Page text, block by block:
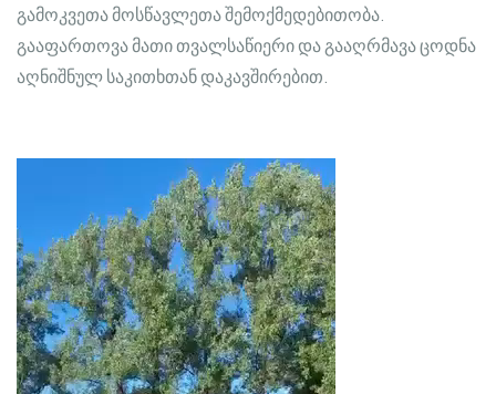
გამოკვეთა მოსწავლეთა შემოქმედებითობა.
გააფართოვა მათი თვალსაწიერი და გააღრმავა ცოდნა
აღნიშნულ საკითხთან დაკავშირებით.